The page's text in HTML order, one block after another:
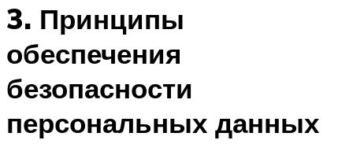
3. Принципы
обеспечения
безопасности
персональных данных